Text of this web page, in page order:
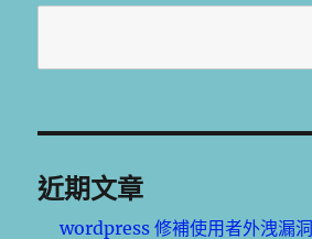
近期文章
wordpress 修補使用者外洩漏洞